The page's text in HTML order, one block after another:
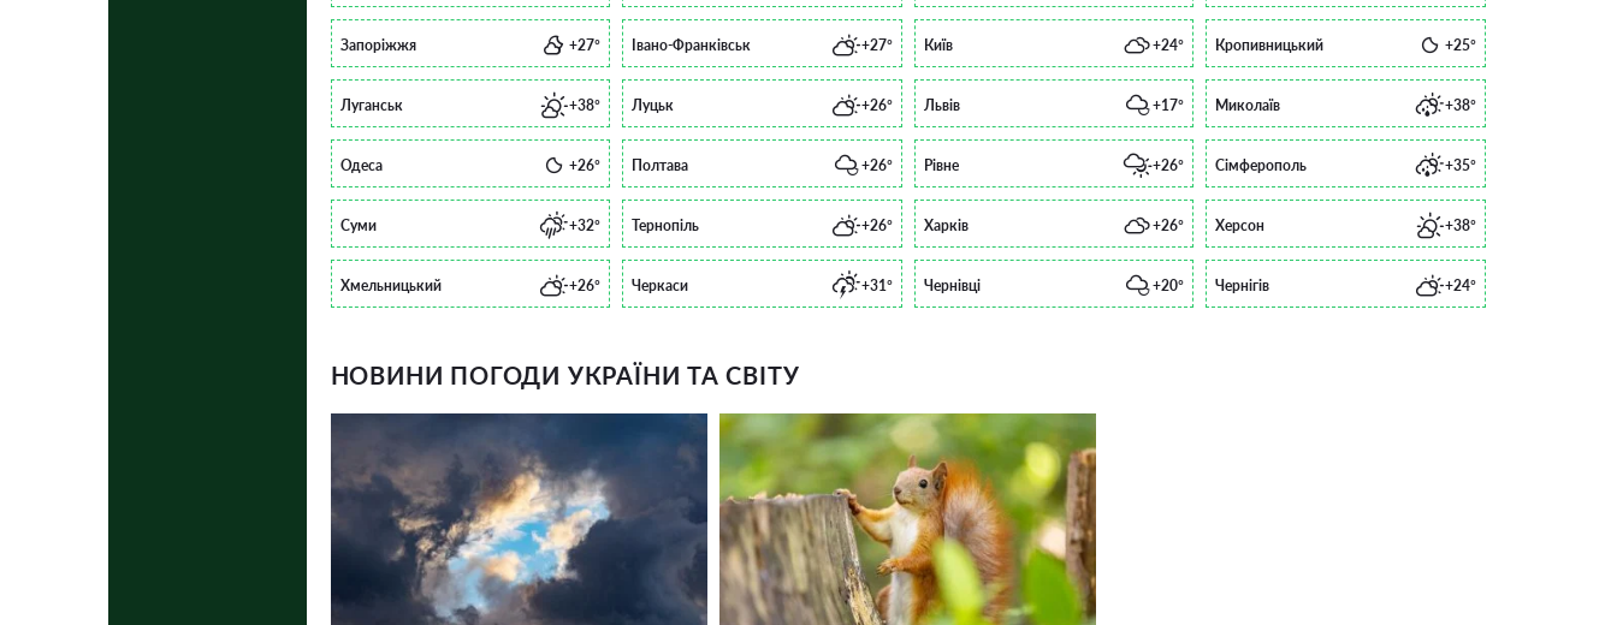
Запоріжжя +27° Івано-Франківськ +27° Київ +24° Кропивницький +25°
Луганськ +38° Луцьк +26° Львів +17° Миколаїв +38°
Одеса +26° Полтава +26° Рівне +26° Сімферополь +35°
Суми +32° Тернопіль +26° Харків +26° Херсон +38°
Хмельницький +26° Черкаси +31° Чернівці +20° Чернігів +24°
НОВИНИ ПОГОДИ УКРАЇНИ ТА СВІТУ